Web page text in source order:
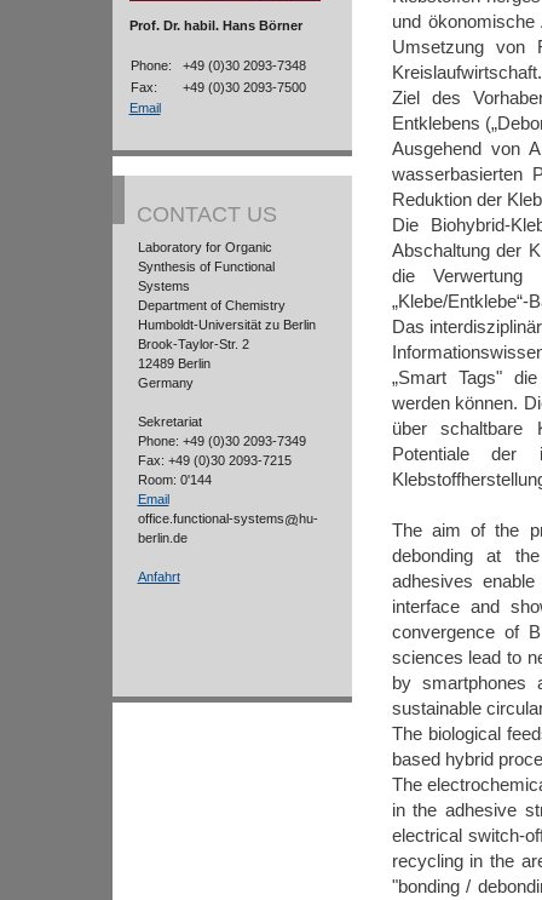
Prof. Dr. habil. Hans Börner
Phone:
+49 (0)30 2093-7348
Fax:
+49 (0)30 2093-7500
Email
CONTACT US
Laboratory for Organic
Synthesis of Functional
Systems
Department of Chemistry
Humboldt-Universität zu Berlin
Brook-Taylor-Str. 2
12489 Berlin
Germany
Sekretariat
Phone: +49 (0)30 2093-7349
Fax: +49 (0)30 2093-7215
Room: 0'144
Email
office.functional-systems
hu-
berlin.de
Anfahrt
und
Umsetzung von
Kreislaufwirtschaft.
Ziel des
Entklebens
Ausgehend von
wasserbasierten
Reduktion der
Die Biohybrid-
Abschaltung der
die Verwertung
„Klebe/Entklebe“-
Das
„Smart Tags"
werden können.
über schaltbare
Potentiale der
The aim of the
debonding at
adhesives
interface and
convergence of
sciences lead to
by smartphones
sustainable
The biological
based hybrid
The
in the adhesive
electrical switch-
recycling in the
"bonding /